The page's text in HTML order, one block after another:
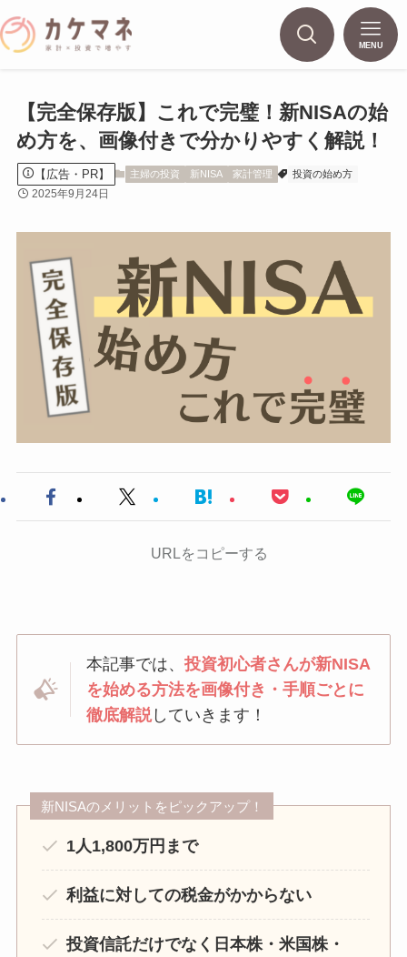
MENU
【完全保存版】これで完璧！新NISAの始
め方を、画像付きで分かりやすく解説！
【広告・PR】 主婦の投資 新NISA 家計管理 投資の始め方
2025年9月24日
URLをコピーする
本記事では、投資初心者さんが新NISA
を始める方法を画像付き・手順ごとに
徹底解説していきます！
新NISAのメリットをピックアップ！
1人1,800万円まで
利益に対しての税金がかからない
投資信託だけでなく日本株・米国株・